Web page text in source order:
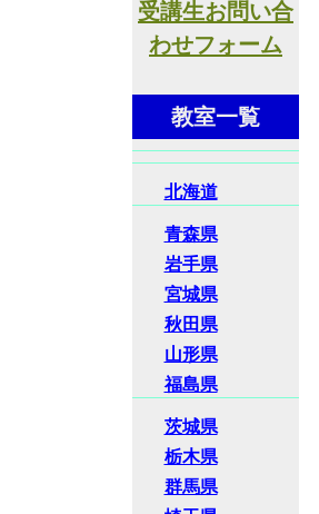
受講生お問い合
わせフォーム
教室一覧
北海道
青森県
岩手県
宮城県
秋田県
山形県
福島県
茨城県
栃木県
群馬県